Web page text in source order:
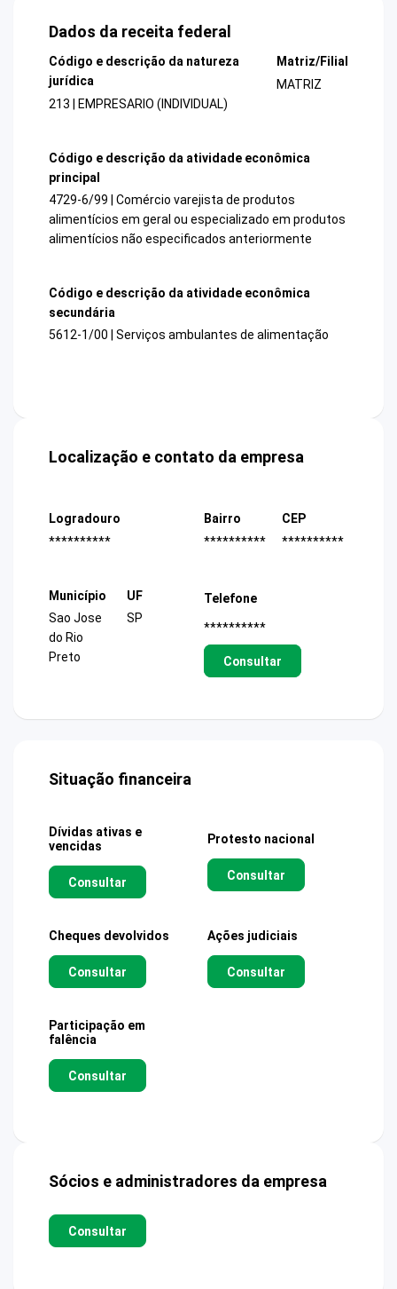
Dados da receita federal
Código e descrição da natureza
jurídica
213 | EMPRESARIO (INDIVIDUAL)
Matriz/Filial
MATRIZ
Código e descrição da atividade econômica
principal
4729-6/99 | Comércio varejista de produtos
alimentícios em geral ou especializado em produtos
alimentícios não especificados anteriormente
Código e descrição da atividade econômica
secundária
5612-1/00 | Serviços ambulantes de alimentação
Localização e contato da empresa
Logradouro
**********
Bairro
**********
CEP
**********
Município
Sao Jose
do Rio
Preto
UF
SP
Telefone
**********
Consultar
Situação financeira
Dívidas ativas e
vencidas
Consultar
Protesto nacional
Consultar
Cheques devolvidos
Consultar
Ações judiciais
Consultar
Participação em
falência
Consultar
Sócios e administradores da empresa
Consultar